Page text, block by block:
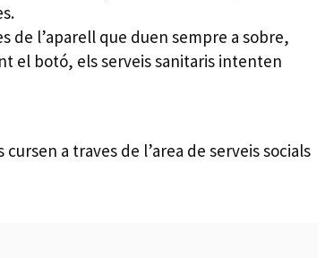
de l’aparell que duen sempre a sobre,
el botó, els serveis sanitaris intenten
a traves de l’area de serveis socials